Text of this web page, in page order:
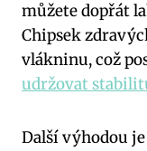
můžete dopřát
Chipsek
vlákninu, což
udržovat
Další výhodou